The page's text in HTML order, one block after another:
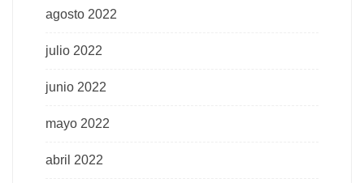
agosto 2022
julio 2022
junio 2022
mayo 2022
abril 2022